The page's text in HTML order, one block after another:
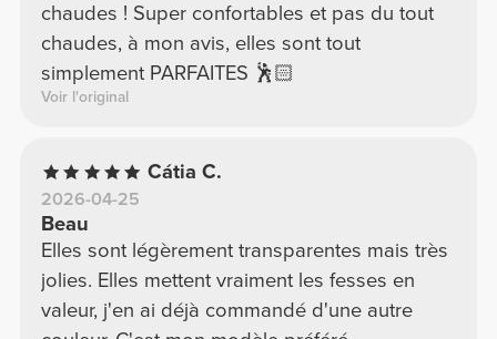
chaudes ! Super confortables et pas du tout
chaudes, à mon avis, elles sont tout
simplement PARFAITES 🕺🏻
Voir l'original
Cátia C.
2026-04-25
Beau
Elles sont légèrement transparentes mais très
jolies. Elles mettent vraiment les fesses en
valeur, j'en ai déjà commandé d'une autre